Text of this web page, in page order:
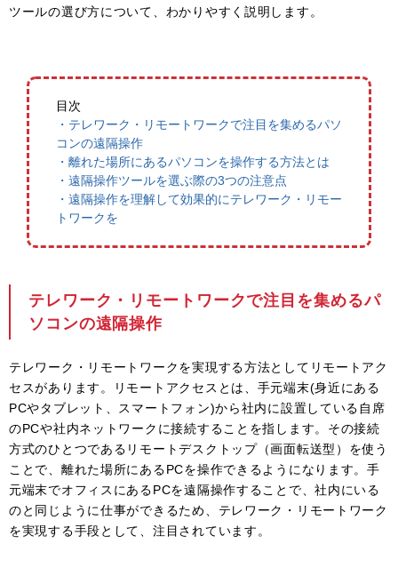
ツールの選び方について、わかりやすく説明します。
目次
・テレワーク・リモートワークで注目を集めるパソ
コンの遠隔操作
・離れた場所にあるパソコンを操作する方法とは
・遠隔操作ツールを選ぶ際の3つの注意点
・遠隔操作を理解して効果的にテレワーク・リモー
トワークを
テレワーク・リモートワークで注目を集めるパ
ソコンの遠隔操作
テレワーク・リモートワークを実現する方法としてリモートアク
セスがあります。リモートアクセスとは、手元端末(身近にある
PCやタブレット、スマートフォン)から社内に設置している自席
のPCや社内ネットワークに接続することを指します。その接続
方式のひとつであるリモートデスクトップ（画面転送型）を使う
ことで、離れた場所にあるPCを操作できるようになります。手
元端末でオフィスにあるPCを遠隔操作することで、社内にいる
のと同じように仕事ができるため、テレワーク・リモートワーク
を実現する手段として、注目されています。